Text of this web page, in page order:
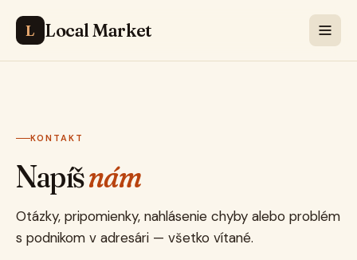
L Local Market
KONTAKT
Napíšnám
Otázky, pripomienky, nahlásenie chyby alebo problém
s podnikom v adresári — všetko vítané.